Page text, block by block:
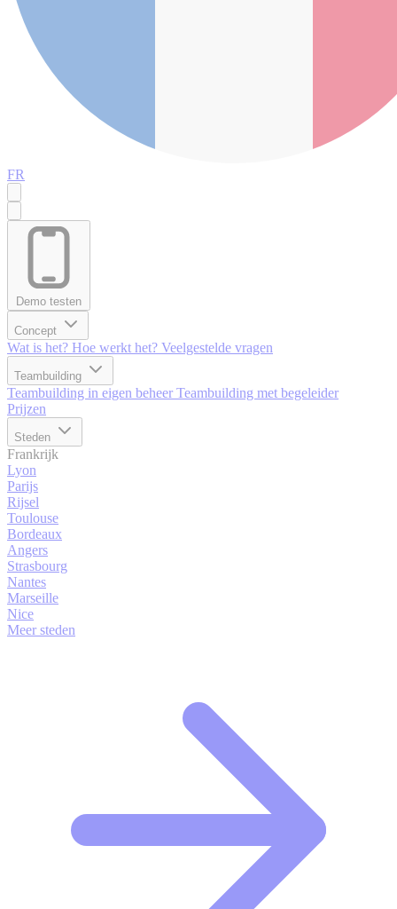
FR
Demo testen
Concept
Wat is het? Hoe werkt het? Veelgestelde vragen
Teambuilding
Teambuilding in eigen beheer Teambuilding met begeleider
Prijzen
Steden
Frankrijk
Lyon
Parijs
Rijsel
Toulouse
Bordeaux
Angers
Strasbourg
Nantes
Marseille
Nice
Meer steden